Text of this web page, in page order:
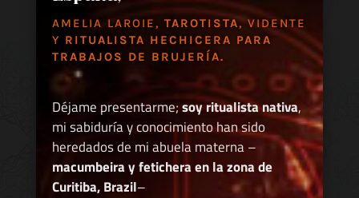
AMELIA LAROIE, TAROTISTA, VIDENTE
Y RITUALISTA HECHICERA PARA
TRABAJOS DE BRUJERÍA.
Déjame presentarme;soy ritualista nativa,
mi sabiduría y conocimiento han sido
heredados de mi abuela materna –
macumbeira y fetichera en la zona de
Curitiba, Brazil–